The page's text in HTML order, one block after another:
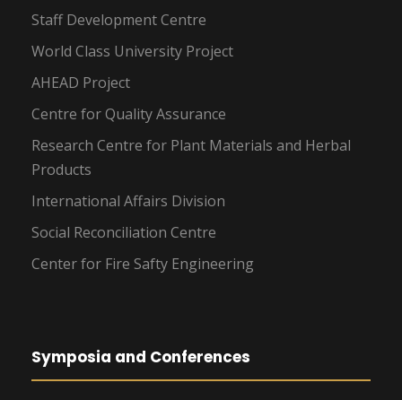
Staff Development Centre
World Class University Project
AHEAD Project
Centre for Quality Assurance
Research Centre for Plant Materials and Herbal
Products
International Affairs Division
Social Reconciliation Centre
Center for Fire Safty Engineering
Symposia and Conferences